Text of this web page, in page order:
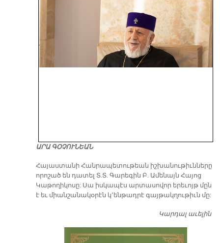
ԱՐԱ ԳՕՉՈՒՆԵԱՆ
​Հայաստանի Հանրապետութեան իշխանութիւնները
որոշած են դատել Տ.Տ. Գարեգին Բ. Ամենայն Հայոց
Կաթողիկոսը: Սա իսկապէս արտասովոր երեւոյթ մըն
է եւ միանշանակօրէն կ՚ենթադրէ գայթակղութիւն մը:
Կարդալ աւելին